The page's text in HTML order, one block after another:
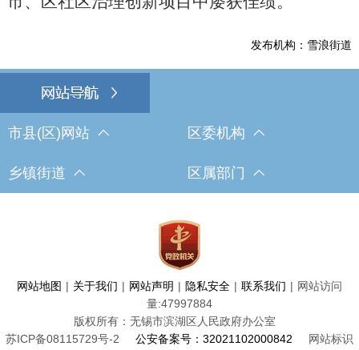
发布机构：雪浪街道
市县(区)网站 区委机构
乡镇街道 区属部门
网站地图 | 关于我们 | 网站声明 | 隐私安全 | 联系我们 | 网站访问
量:47997884
版权所有：无锡市滨湖区人民政府办公室
苏ICP备08115729号-2
公安备案号：32021102000842 网站标识